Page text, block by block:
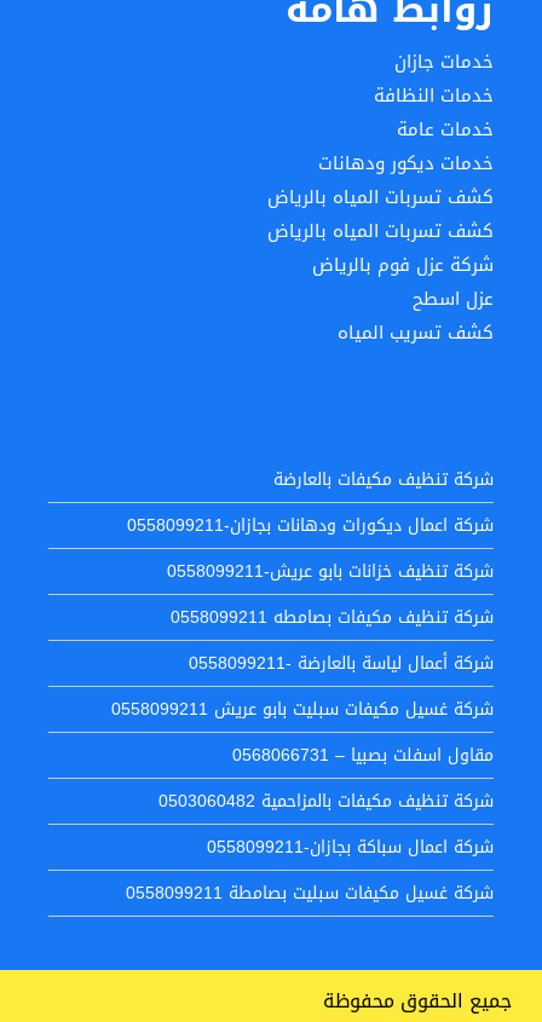
خدمات جازان
خدمات النظافة
خدمات عامة
خدمات ديكور ودهانات
كشف تسربات المياه بالرياض
كشف تسربات المياه بالرياض
شركة عزل فوم بالرياض
عزل اسطح
كشف تسريب المياه
شركة تنظيف مكيفات بالعارضة
شركة اعمال ديكورات ودهانات بجازان-0558099211
شركة تنظيف خزانات بابو عريش-0558099211
شركة تنظيف مكيفات بصامطه 0558099211
شركة أعمال لياسة بالعارضة -0558099211
شركة غسيل مكيفات سبليت بابو عريش 0558099211
مقاول اسفلت بصبيا – 0568066731
شركة تنظيف مكيفات بالمزاحمية 0503060482
شركة اعمال سباكة بجازان-0558099211
شركة غسيل مكيفات سبليت بصامطة 0558099211
جميع الحقوق محفوظة